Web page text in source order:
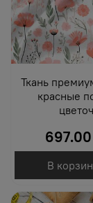
Ткань
красные
В